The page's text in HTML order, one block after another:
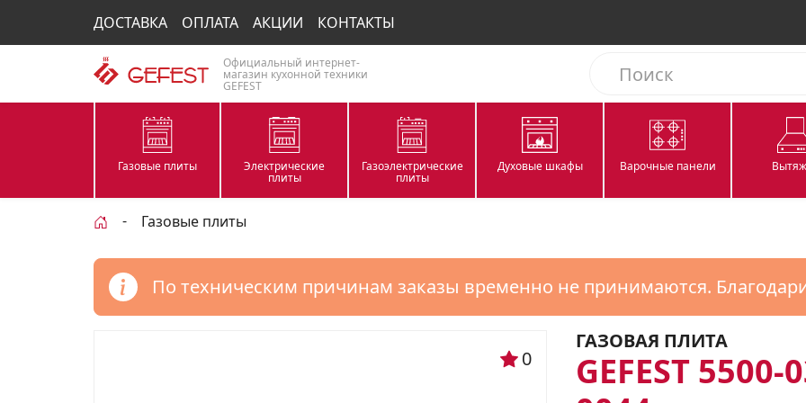
ДОСТАВКА ОПЛАТА АКЦИИ КОНТАКТЫ
Официальный интернет-
магазин кухонной техники
GEFEST
Газовые плиты Электрические
плиты
Газоэлектрические
плиты
Духовые шкафы Варочные панели
Газовые плиты
По техническим причинам заказы временно не принимаются.
ГАЗОВАЯ ПЛИТА
GEFEST 5500-
0